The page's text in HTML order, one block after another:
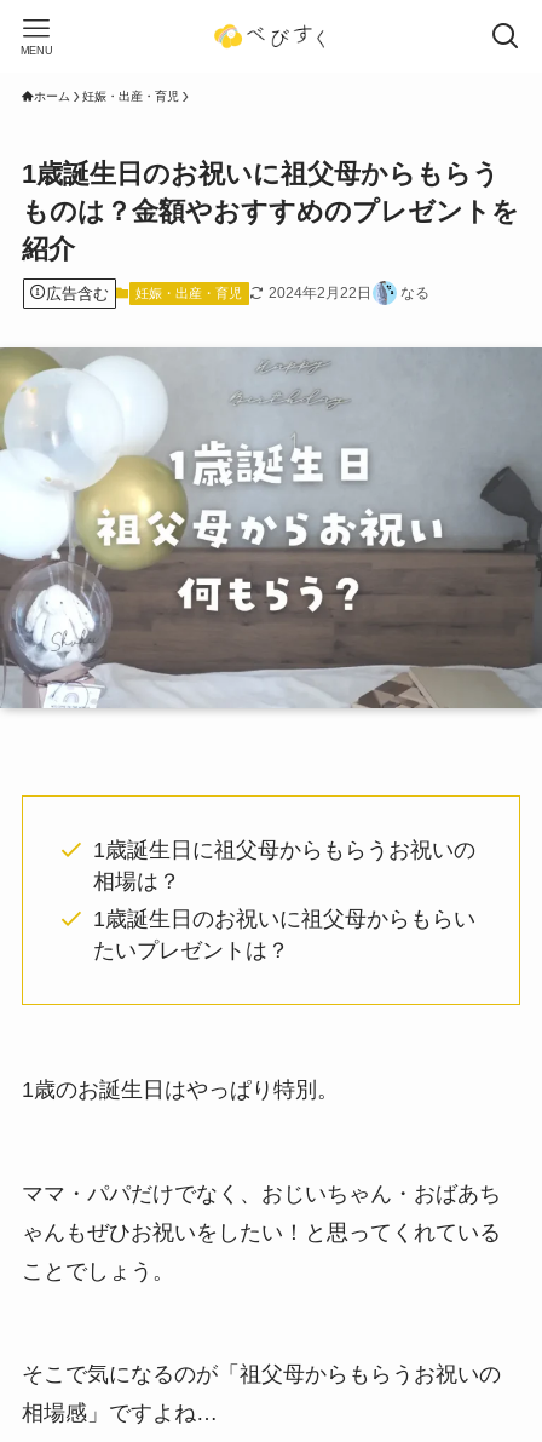
MENU
ホーム 妊娠・出産・育児
1歳誕生日のお祝いに祖父母からもらう
ものは？金額やおすすめのプレゼントを
紹介
広告含む 妊娠・出産・育児 2024年2月22日 なる
1歳誕生日に祖父母からもらうお祝いの
相場は？
1歳誕生日のお祝いに祖父母からもらい
たいプレゼントは？
1歳のお誕生日はやっぱり特別。
ママ・パパだけでなく、おじいちゃん・おばあち
ゃんもぜひお祝いをしたい！と思ってくれている
ことでしょう。
そこで気になるのが「祖父母からもらうお祝いの
相場感」ですよね…